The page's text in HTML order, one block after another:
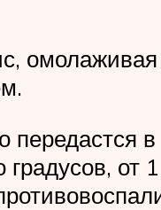
омолаживая
передастся
от